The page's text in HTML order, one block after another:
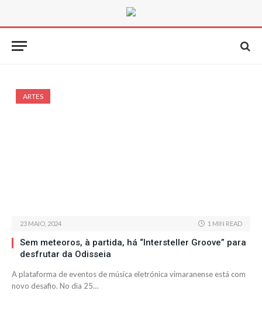
ARTES
23 MAIO, 2024 1 MIN READ
Sem meteoros, à partida, há “Intersteller Groove” para
desfrutar da Odisseia
A plataforma de eventos de música eletrónica vimaranense está com
novo desafio. No dia 25…